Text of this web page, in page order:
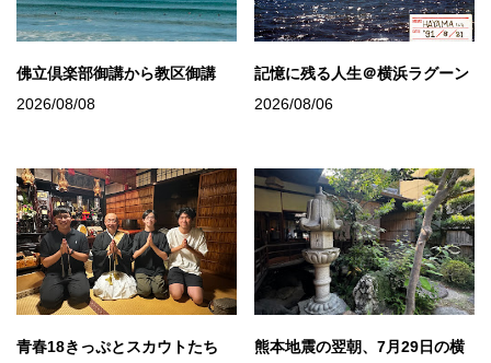
佛立倶楽部御講から教区御講
2026/08/08
記憶に残る人生＠横浜ラグーン
2026/08/06
青春18きっぷとスカウトたち
熊本地震の翌朝、7月29日の横